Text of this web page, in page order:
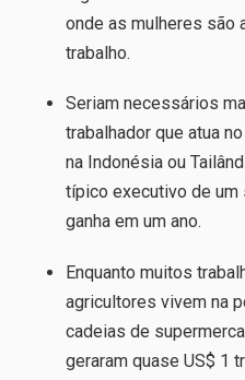
onde as mulheres são
trabalho.
Seriam necessários
trabalhador que atua
na Indonésia ou
típico executivo de um
ganha em um ano.
Enquanto muitos
agricultores vivem na
cadeias de
geraram quase US$ 1